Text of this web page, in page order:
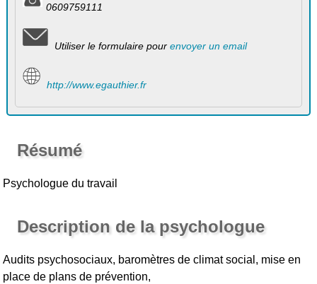
0609759111
Utiliser le formulaire pour envoyer un email
http://www.egauthier.fr
Résumé
Psychologue du travail
Description de la psychologue
Audits psychosociaux, baromètres de climat social, mise en
place de plans de prévention,